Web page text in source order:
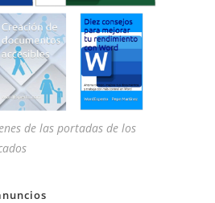
de las portadas de los